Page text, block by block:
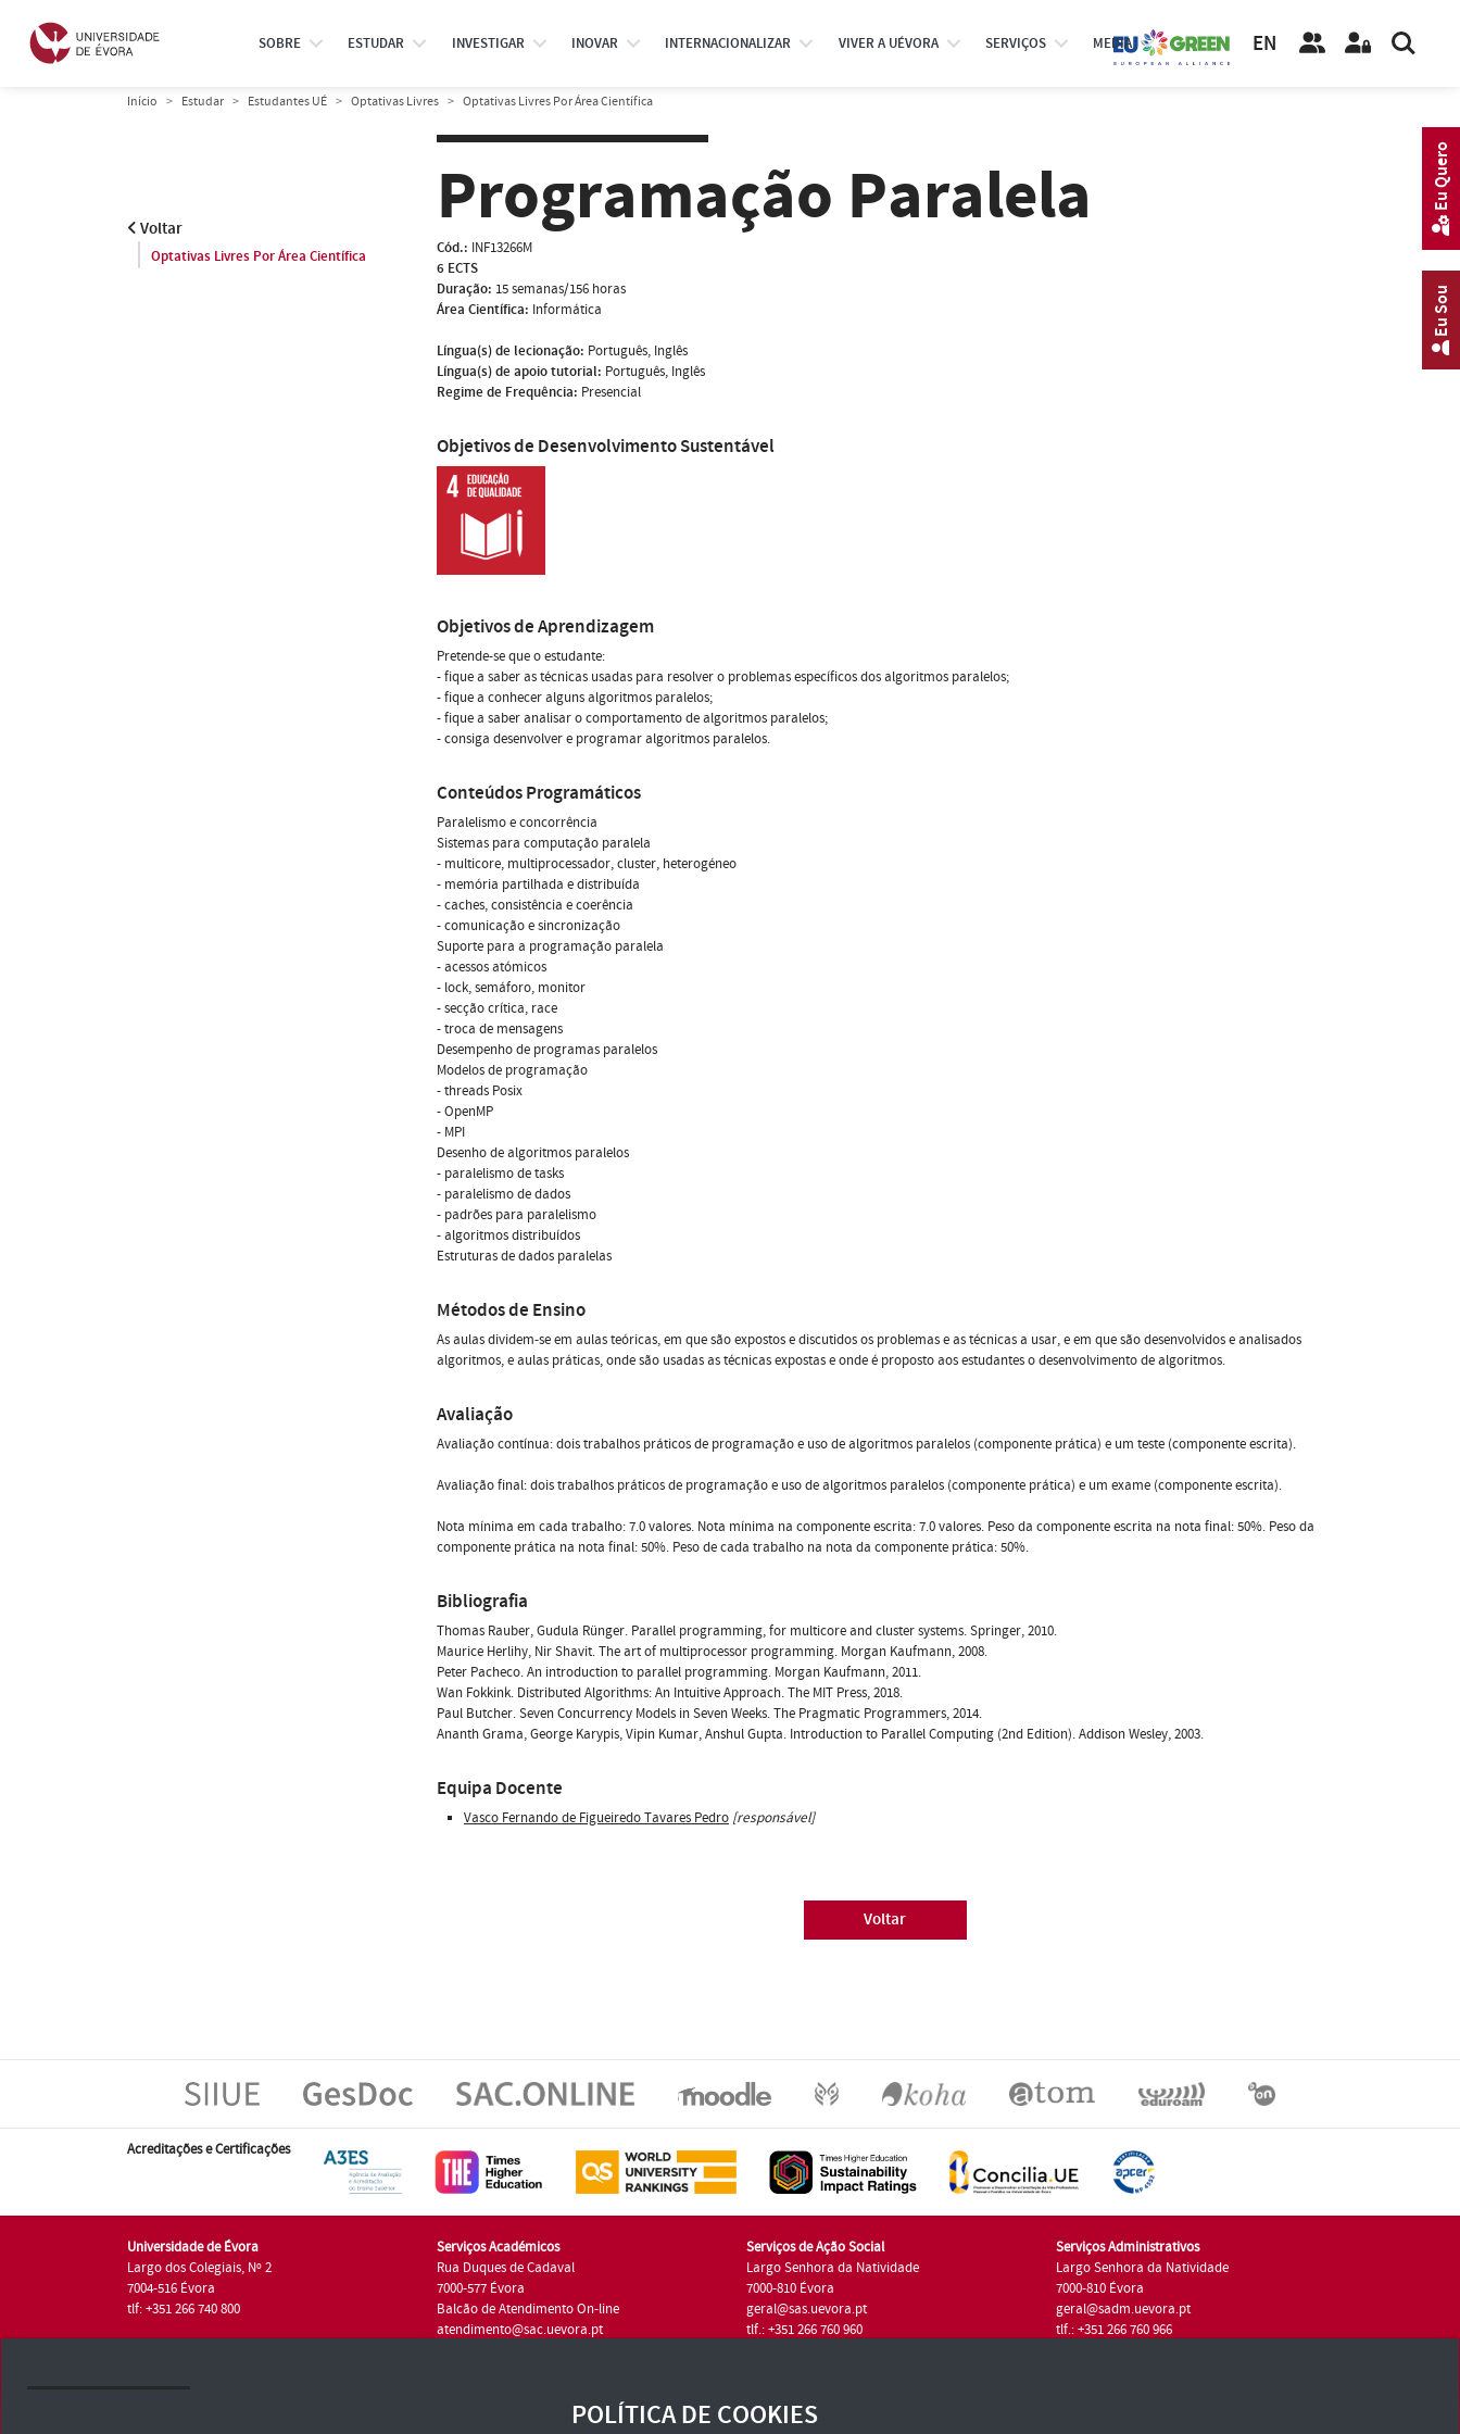
SOBRE ESTUDAR INVESTIGAR INOVAR INTERNACIONALIZAR VIVER A UÉVORA SERVIÇOS MEDIA EN
Início Estudar Estudantes UÉ Optativas Livres Optativas Livres Por Área Científica
Voltar
Optativas Livres Por Área Científica
Programação Paralela
Cód.: INF13266M
6 ECTS
Duração: 15 semanas/156 horas
Área Científica: Informática
Língua(s) de lecionação: Português, Inglês
Língua(s) de apoio tutorial: Português, Inglês
Regime de Frequência: Presencial
Objetivos de Desenvolvimento Sustentável
Objetivos de Aprendizagem
Pretende-se que o estudante:
- fique a saber as técnicas usadas para resolver o problemas específicos dos algoritmos paralelos;
- fique a conhecer alguns algoritmos paralelos;
- fique a saber analisar o comportamento de algoritmos paralelos;
- consiga desenvolver e programar algoritmos paralelos.
Conteúdos Programáticos
Paralelismo e concorrência
Sistemas para computação paralela
- multicore, multiprocessador, cluster, heterogéneo
- memória partilhada e distribuída
- caches, consistência e coerência
- comunicação e sincronização
Suporte para a programação paralela
- acessos atómicos
- lock, semáforo, monitor
- secção crítica, race
- troca de mensagens
Desempenho de programas paralelos
Modelos de programação
- threads Posix
- OpenMP
- MPI
Desenho de algoritmos paralelos
- paralelismo de tasks
- paralelismo de dados
- padrões para paralelismo
- algoritmos distribuídos
Estruturas de dados paralelas
Métodos de Ensino
As aulas dividem-se em aulas teóricas, em que são expostos e discutidos os problemas e as técnicas a usar, e em que são desenvolvidos e analisados
algoritmos, e aulas práticas, onde são usadas as técnicas expostas e onde é proposto aos estudantes o desenvolvimento de algoritmos.
Avaliação
Avaliação contínua: dois trabalhos práticos de programação e uso de algoritmos paralelos (componente prática) e um teste (componente escrita).
Avaliação final: dois trabalhos práticos de programação e uso de algoritmos paralelos (componente prática) e um exame (componente escrita).
Nota mínima em cada trabalho: 7.0 valores. Nota mínima na componente escrita: 7.0 valores. Peso da componente escrita na nota final: 50%. Peso da
componente prática na nota final: 50%. Peso de cada trabalho na nota da componente prática: 50%.
Bibliografia
Thomas Rauber, Gudula Rünger. Parallel programming, for multicore and cluster systems. Springer, 2010.
Maurice Herlihy, Nir Shavit. The art of multiprocessor programming. Morgan Kaufmann, 2008.
Peter Pacheco. An introduction to parallel programming. Morgan Kaufmann, 2011.
Wan Fokkink. Distributed Algorithms: An Intuitive Approach. The MIT Press, 2018.
Paul Butcher. Seven Concurrency Models in Seven Weeks. The Pragmatic Programmers, 2014.
Ananth Grama, George Karypis, Vipin Kumar, Anshul Gupta. Introduction to Parallel Computing (2nd Edition). Addison Wesley, 2003.
Equipa Docente
Vasco Fernando de Figueiredo Tavares Pedro [responsável]
Voltar
Acreditações e Certificações
Universidade de Évora
Largo dos Colegiais, Nº 2
7004-516 Évora
tlf: +351 266 740 800
Serviços Académicos
Rua Duques de Cadaval
7000-577 Évora
Balcão de Atendimento On-line
atendimento@sac.uevora.pt
Serviços de Ação Social
Largo Senhora da Natividade
7000-810 Évora
geral@sas.uevora.pt
tlf.: +351 266 760 960
Serviços Administrativos
Largo Senhora da Natividade
7000-810 Évora
geral@sadm.uevora.pt
tlf.: +351 266 760 966
Eu Sou
Eu Quero
POLÍTICA DE COOKIES